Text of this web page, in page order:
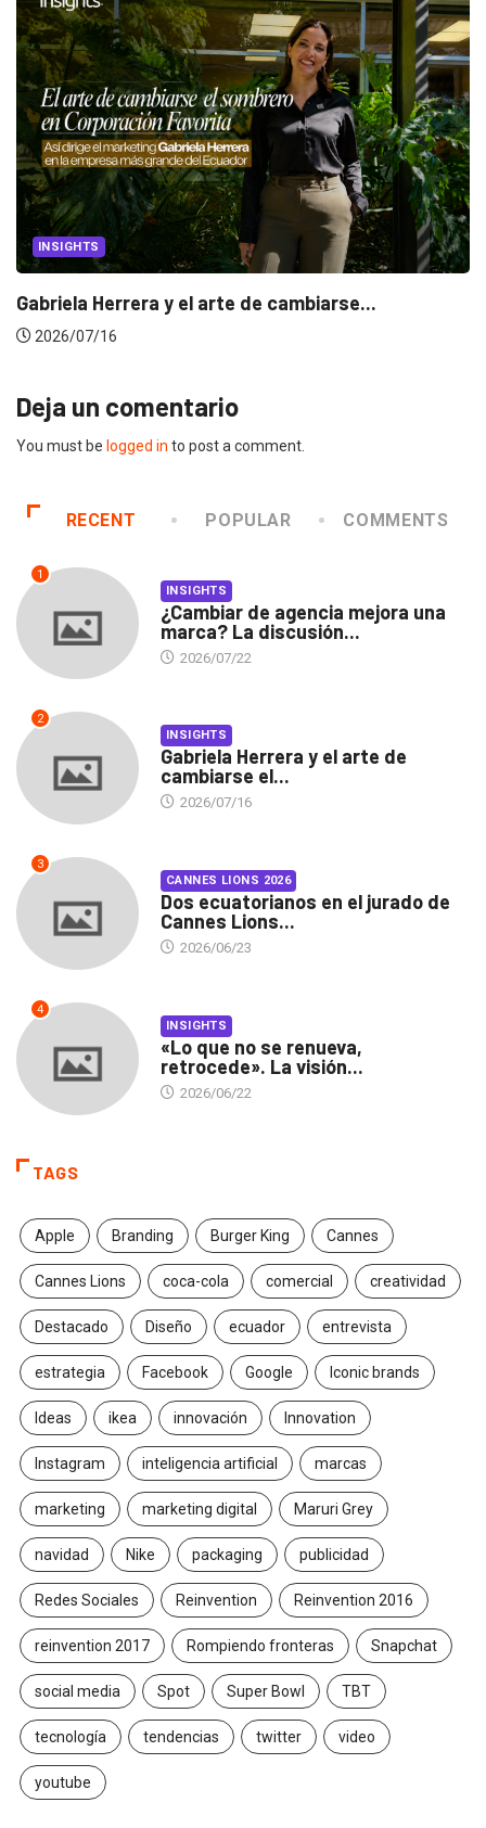
INSIGHTS
Gabriela Herrera y el arte de cambiarse...
2026/07/16
Deja un comentario
You must be logged in to post a comment.
RECENT POPULAR COMMENTS
1
INSIGHTS
¿Cambiar de agencia mejora una
marca? La discusión...
2026/07/22
2
INSIGHTS
Gabriela Herrera y el arte de
cambiarse el...
2026/07/16
3
CANNES LIONS 2026
Dos ecuatorianos en el jurado de
Cannes Lions...
2026/06/23
4
INSIGHTS
«Lo que no se renueva,
retrocede». La visión...
2026/06/22
TAGS
Apple Branding Burger King Cannes
Cannes Lions coca-cola comercial creatividad
Destacado Diseño ecuador entrevista
estrategia Facebook Google Iconic brands
Ideas ikea innovación Innovation
Instagram inteligencia artificial marcas
marketing marketing digital Maruri Grey
navidad Nike packaging publicidad
Redes Sociales Reinvention Reinvention 2016
reinvention 2017 Rompiendo fronteras Snapchat
social media Spot Super Bowl TBT
tecnología tendencias twitter video
youtube